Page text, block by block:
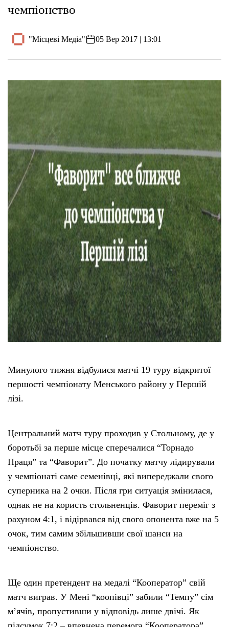
чемпіонство
"Місцеві Медіа" 05 Вер 2017 | 13:01
Минулого тижня відбулися матчі 19 туру відкритої
першості чемпіонату Менського району у Першій
лізі.
Центральний матч туру проходив у Стольному, де у
боротьбі за перше місце сперечалися “Торнадо
Праця” та “Фаворит”. До початку матчу лідирували
у чемпіонаті саме семенівці, які випереджали свого
суперника на 2 очки. Після гри ситуація змінилася,
однак не на користь стольненців. Фаворит переміг з
рахуном 4:1, і відірвався від свого опонента вже на 5
очок, тим самим збільшивши свої шанси на
чемпіонство.
Ще один претендент на медалі “Кооператор” свій
матч виграв. У Мені “коопівці” забили “Темпу” сім
м’ячів, пропустивши у відповідь лише двічі. Як